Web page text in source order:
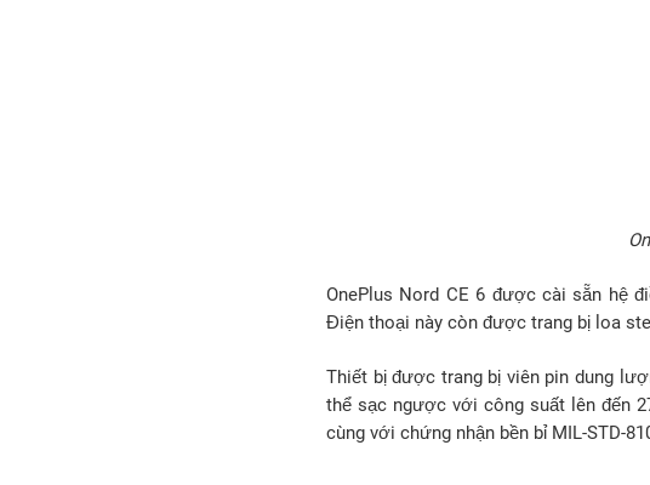
OnePlus Nord CE 6 được cài sẵn hệ
Điện thoại này còn được trang bị loa
Thiết bị được trang bị viên pin dung
thể sạc ngược với công suất lên đến
cùng với chứng nhận bền bỉ MIL-STD-